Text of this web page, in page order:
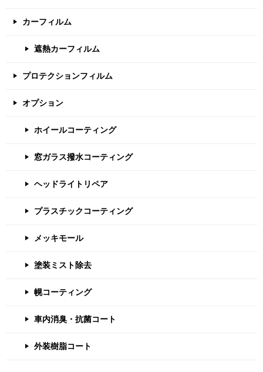
カーフィルム
遮熱カーフィルム
プロテクションフィルム
オプション
ホイールコーティング
窓ガラス撥水コーティング
ヘッドライトリペア
プラスチックコーティング
メッキモール
塗装ミスト除去
幌コーティング
車内消臭・抗菌コート
外装樹脂コート